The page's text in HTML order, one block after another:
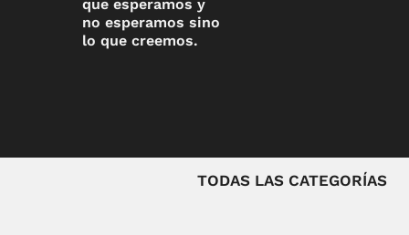
que esperamos y
no esperamos sino
lo que creemos.
TODAS LAS CATEGORÍAS